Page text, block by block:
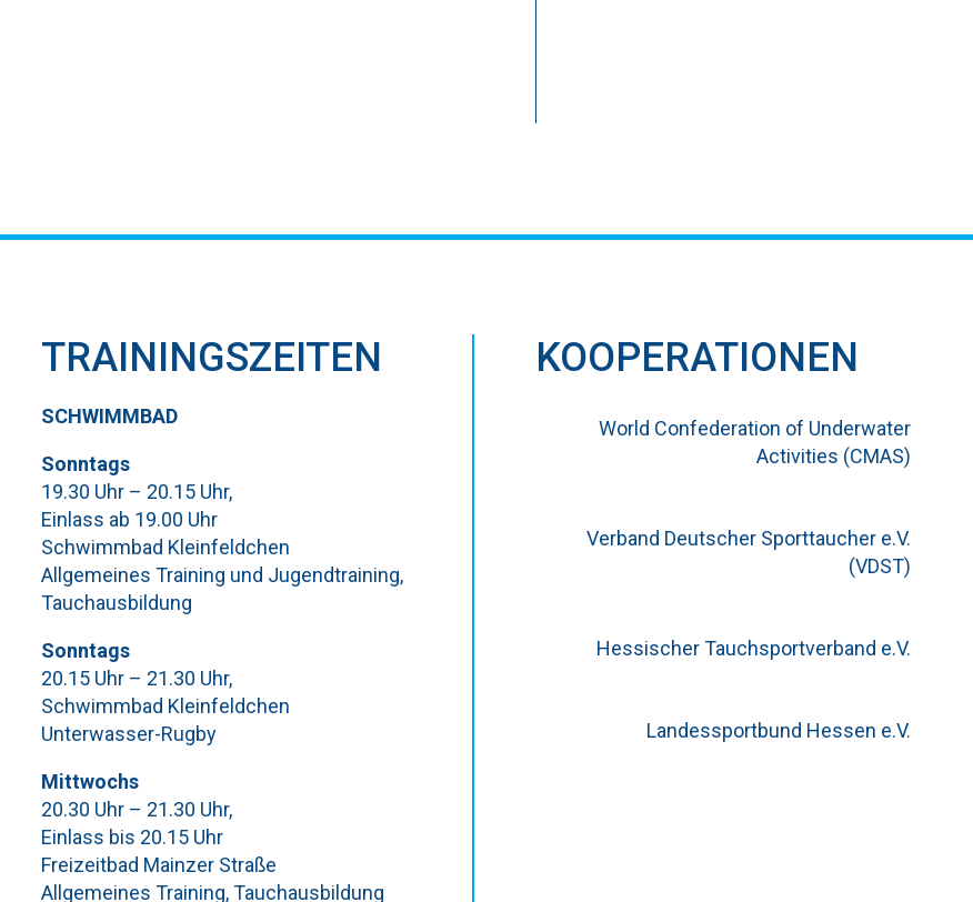
TRAININGSZEITEN
SCHWIMMBAD
Sonntags
19.30 Uhr – 20.15 Uhr,
Einlass ab 19.00 Uhr
Schwimmbad Kleinfeldchen
Allgemeines Training und Jugendtraining,
Tauchausbildung
Sonntags
20.15 Uhr – 21.30 Uhr,
Schwimmbad Kleinfeldchen
Unterwasser-Rugby
Mittwochs
20.30 Uhr – 21.30 Uhr,
Einlass bis 20.15 Uhr
Freizeitbad Mainzer Straße
Allgemeines Training, Tauchausbildung
KOOPERATIONEN
World Confederation of Underwater
Activities (CMAS)
Verband Deutscher Sporttaucher e.V.
(VDST)
Hessischer Tauchsportverband e.V.
Landessportbund Hessen e.V.